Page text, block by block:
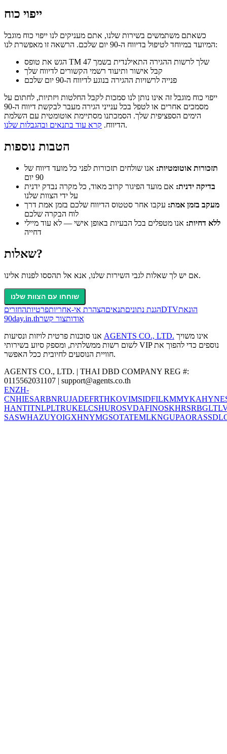
ייפוי כוח
כשאתם משתמשים בשירות שלנו, אתם מעניקים לנו ייפוי כוח מוגבל
המיועד במיוחד לטיפול בדיווח ה-90 יום שלכם. הרשאה זו מאפשרת לנו:
הגש את טופס TM 47 שלך לרשות ההגירה התאילנדית בשמך
קבל אישור ותיעוד רשמי הקשורים לדיווח שלך
פנייה לרשויות ההגירה בנוגע לדיווח ה-90 יום שלכם
ייפוי כוח מוגבל זה אינו נותן לנו סמכות לקבל החלטות ויזתיות, לחתום על
מסמכים אחרים או לטפל בכל ענייני הגירה מעבר לבקשת דיווח ה-90
הימים הספציפית שלך. הסמכתנו מסתיימת אוטומטית עם השלמת
הדיווח. קרא עוד בתנאים ובהגבלות שלנו .
הטבות נוספות
תזכורות אוטומטיות: אנו שולחים תזכורות לפני כל מועד דיווח של
90 יום
בדיקה ידנית: אם מועד הפיגור קרוב מאוד, כל מקרה נבדק ידנית
על ידי הצוות שלנו
מעקב בזמן אמת: עקבו אחר סטטוס הדיווח שלכם בזמן אמת דרך
לוח הבקרה שלכם
ללא דחיות: אנו מטפלים בכל הבעיות באופן אישי — לא עוד מיילי
דחייה
שאלות?
אם יש לך שאלות לגבי השירות שלנו, אנא אל תהססו לפנות אלינו.
שוחחו עם הצוות שלנו
הגנת נתוניםתנאיםהצהרת אי-אחריותפרטיותהחזרים DTVהונאת
90day.in.th
אודותצור קשר
אנו סוכנות פרטית לויזות ונסיעות AGENTS CO., LTD. אינו משויך
לשום רשות ממשלתית, ומספק סיוע בשירותי VIP נוספים כדי להפוך את
חוויית הנוסעים לחיובית ככל האפשר.
AGENTS CO., LTD. | THAI DBD COMPANY REG #:
0115562031107 | support@agents.co.th
ENZH-
CNHIESARBNRUJADEFRTHKOVIMSIDFILKMMYKAHYNE
HANTITNLPLTRUKELCSHUROSVDAFINOSKHRSRBGLT
SASWHAZUYOIGXHNYMGSOTATEMLKNGUPAORASSD